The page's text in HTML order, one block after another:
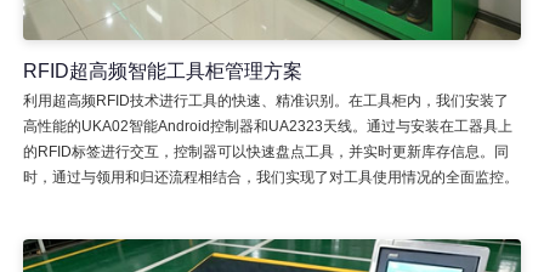
RFID超高频智能工具柜管理方案
利用超高频RFID技术进行工具的快速、精准识别。在工具柜内，我们安装了
高性能的UKA02智能Android控制器和UA2323天线。通过与安装在工器具上
的RFID标签进行交互，控制器可以快速盘点工具，并实时更新库存信息。同
时，通过与领用和归还流程相结合，我们实现了对工具使用情况的全面监控。